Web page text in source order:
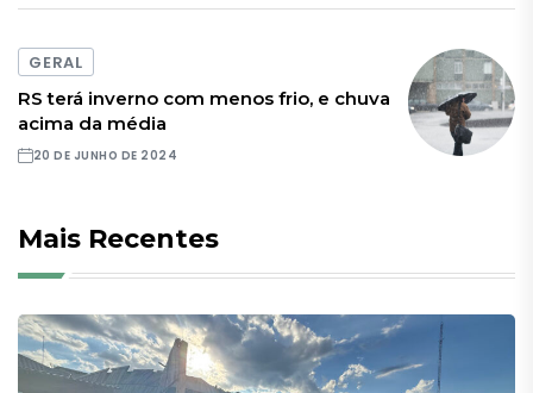
GERAL
RS terá inverno com menos frio, e chuva
acima da média
20 DE JUNHO DE 2024
Mais Recentes